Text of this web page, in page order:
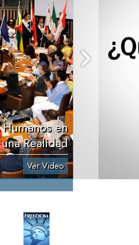
en
una Realidad
Ver Video